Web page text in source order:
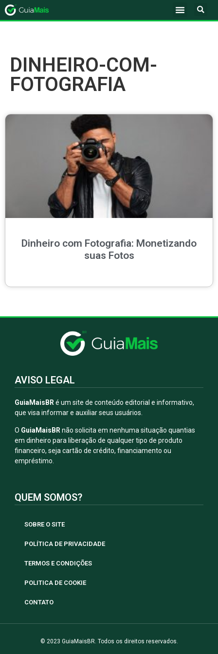
DINHEIRO-COM-
FOTOGRAFIA
Dinheiro com Fotografia: Monetizando
suas Fotos
AVISO LEGAL
GuiaMaisBR é um site de conteúdo editorial e informativo,
que visa informar e auxiliar seus usuários.
O GuiaMaisBR não solicita em nenhuma situação quantias
em dinheiro para liberação de qualquer tipo de produto
financeiro, seja cartão de crédito, financiamento ou
empréstimo.
QUEM SOMOS?
SOBRE O SITE
POLÍTICA DE PRIVACIDADE
TERMOS E CONDIÇÕES
POLITICA DE COOKIE
CONTATO
© 2023 GuiaMaisBR. Todos os direitos reservados.